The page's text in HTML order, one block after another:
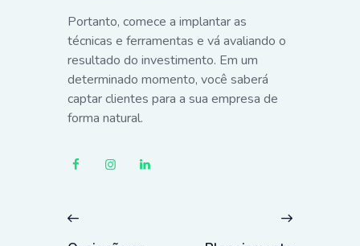
Portanto, comece a implantar as
técnicas e ferramentas e vá avaliando o
resultado do investimento. Em um
determinado momento, você saberá
captar clientes para a sua empresa de
forma natural.
de